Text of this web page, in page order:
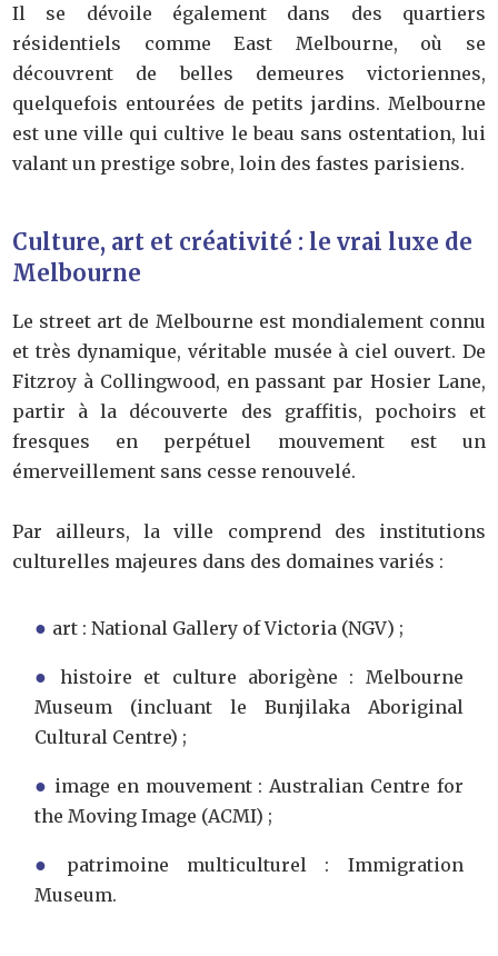
Il se dévoile également dans des quartiers
résidentiels comme East Melbourne, où se
découvrent de belles demeures victoriennes,
quelquefois entourées de petits jardins. Melbourne
est une ville qui cultive le beau sans ostentation, lui
valant un prestige sobre, loin des fastes parisiens.
Culture, art et créativité : le vrai luxe de
Melbourne
Le street art de Melbourne est mondialement connu
et très dynamique, véritable musée à ciel ouvert. De
Fitzroy à Collingwood, en passant par Hosier Lane,
partir à la découverte des graffitis, pochoirs et
fresques en perpétuel mouvement est un
émerveillement sans cesse renouvelé.
Par ailleurs, la ville comprend des institutions
culturelles majeures dans des domaines variés :
art : National Gallery of Victoria (NGV) ;
histoire et culture aborigène : Melbourne
Museum (incluant le Bunjilaka Aboriginal
Cultural Centre) ;
image en mouvement : Australian Centre for
the Moving Image (ACMI) ;
patrimoine multiculturel : Immigration
Museum.